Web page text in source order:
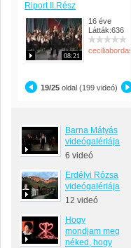
Riport II.Rész
08:21
16 éve
Látták:636
ceciliabordas
19/25 oldal (199 videó)
Barna Mátyás
videógalériája
6 videó
Erdélyi Rózsa
videógalériája
12 videó
Hogy
mondjam meg
néked, hogy